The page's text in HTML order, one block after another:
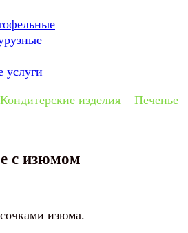
услуги
Кондитерские изделия Печенье
с изюмом
изюма.